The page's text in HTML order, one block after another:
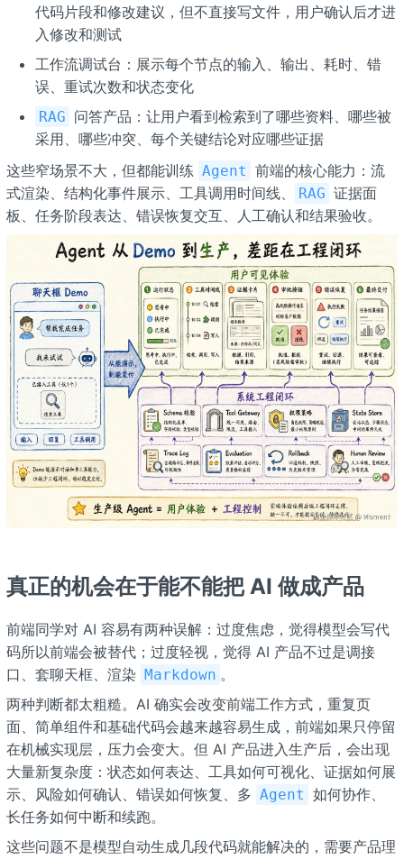
代码片段和修改建议，但不直接写文件，用户确认后才进
入修改和测试
工作流调试台：展示每个节点的输入、输出、耗时、错
误、重试次数和状态变化
RAG 问答产品：让用户看到检索到了哪些资料、哪些被
采用、哪些冲突、每个关键结论对应哪些证据
这些窄场景不大，但都能训练 Agent 前端的核心能力：流
式渲染、结构化事件展示、工具调用时间线、
RAG 证据面
板、任务阶段表达、错误恢复交互、人工确认和结果验收。
真正的机会在于能不能把 AI 做成产品
前端同学对 AI 容易有两种误解：过度焦虑，觉得模型会写代
码所以前端会被替代；过度轻视，觉得 AI 产品不过是调接
口、套聊天框、渲染
Markdown 。
两种判断都太粗糙。AI 确实会改变前端工作方式，重复页
面、简单组件和基础代码会越来越容易生成，前端如果只停留
在机械实现层，压力会变大。但 AI 产品进入生产后，会出现
大量新复杂度：状态如何表达、工具如何可视化、证据如何展
示、风险如何确认、错误如何恢复、多 Agent 如何协作、
长任务如何中断和续跑。
这些问题不是模型自动生成几段代码就能解决的，需要产品理